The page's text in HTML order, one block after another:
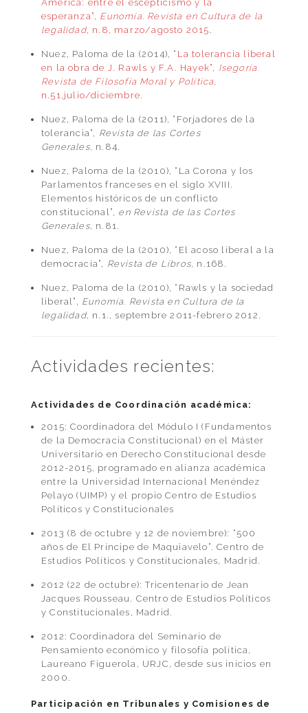
América: entre el escepticismo y la
esperanza”, Eunomía. Revista en Cultura de la
legalidad, n.8, marzo/agosto 2015 .
Nuez, Paloma de la (2014), “ La tolerancia liberal
en la obra de J. Rawls y F.A. Hayek”, Isegoría.
Revista de Filosofía Moral y Política,
n.51,julio/diciembre.
Nuez, Paloma de la (2011), “Forjadores de la
tolerancia”, Revista de las Cortes
Generales, n.84.
Nuez, Paloma de la (2010), “La Corona y los
Parlamentos franceses en el siglo XVIII.
Elementos históricos de un conflicto
constitucional”, en Revista de las Cortes
Generales, n.81.
Nuez, Paloma de la (2010), “El acoso liberal a la
democracia”, Revista de Libros, n.168.
Nuez, Paloma de la (2010), “Rawls y la sociedad
liberal”, Eunomía. Revista en Cultura de la
legalidad, n.1., septembre 2011-febrero 2012.
Actividades recientes:
Actividades de Coordinación académica:
2015: Coordinadora del Módulo I (Fundamentos
de la Democracia Constitucional) en el Máster
Universitario en Derecho Constitucional desde
2012-2015, programado en alianza académica
entre la Universidad Internacional Menéndez
Pelayo (UIMP) y el propio Centro de Estudios
Políticos y Constitucionales
2013 (8 de octubre y 12 de noviembre): “500
años de El Príncipe de Maquiavelo”. Centro de
Estudios Políticos y Constitucionales, Madrid.
2012 (22 de octubre): Tricentenario de Jean
Jacques Rousseau. Centro de Estudios Políticos
y Constitucionales, Madrid.
2012: Coordinadora del Seminario de
Pensamiento económico y filosofía política,
Laureano Figuerola, URJC, desde sus inicios en
2000.
Participación en Tribunales y Comisiones de